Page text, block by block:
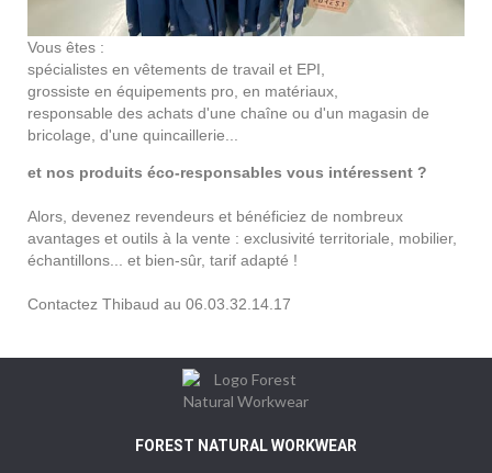
Vous êtes :
spécialistes en vêtements de travail et EPI,
grossiste en équipements pro, en matériaux,
responsable des achats d'une chaîne ou d'un magasin de
bricolage, d'une quincaillerie...
et nos produits éco-responsables vous intéressent ?
Alors, devenez revendeurs et bénéficiez de nombreux
avantages et outils à la vente : exclusivité territoriale, mobilier,
échantillons... et bien-sûr, tarif adapté !
Contactez Thibaud au 06.03.32.14.17
FOREST NATURAL WORKWEAR